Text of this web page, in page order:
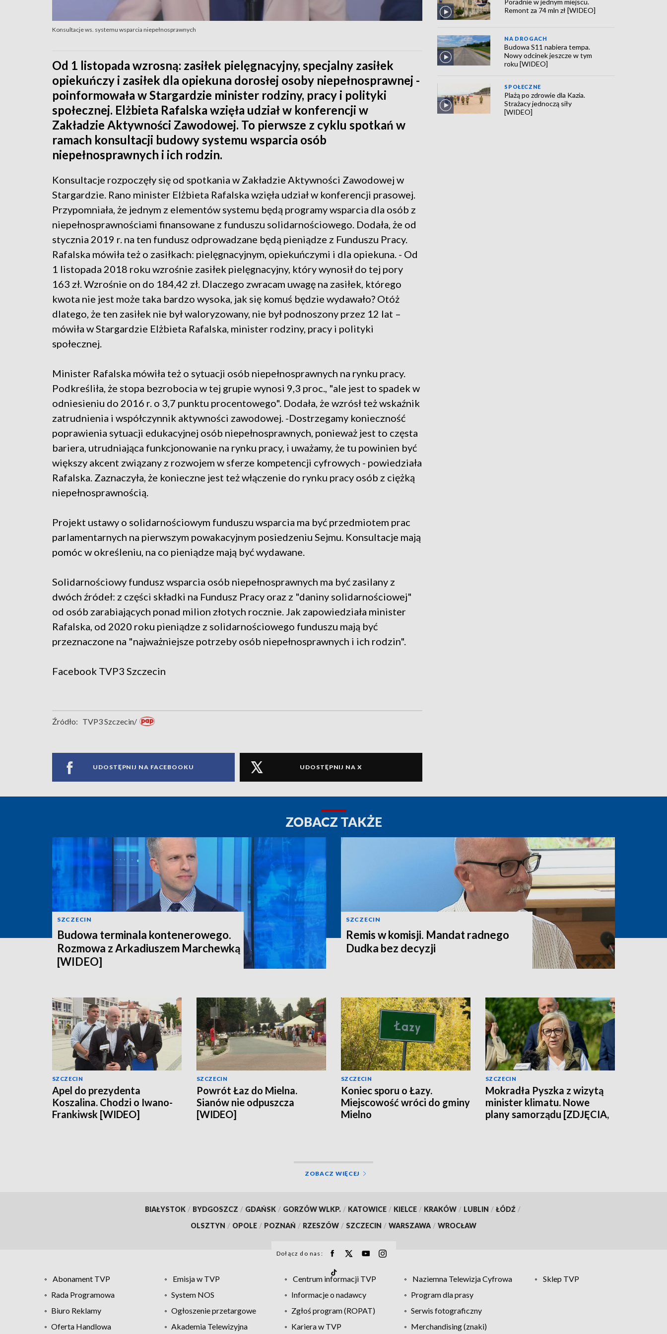
Konsultacje ws. systemu wsparcia niepełnosprawnych
Od 1 listopada wzrosną: zasiłek pielęgnacyjny, specjalny zasiłek
opiekuńczy i zasiłek dla opiekuna dorosłej osoby niepełnosprawnej -
poinformowała w Stargardzie minister rodziny, pracy i polityki
społecznej. Elżbieta Rafalska wzięła udział w konferencji w
Zakładzie Aktywności Zawodowej. To pierwsze z cyklu spotkań w
ramach konsultacji budowy systemu wsparcia osób
niepełnosprawnych i ich rodzin.
Konsultacje rozpoczęły się od spotkania w Zakładzie Aktywności Zawodowej w
Stargardzie. Rano minister Elżbieta Rafalska wzięła udział w konferencji prasowej.
Przypomniała, że jednym z elementów systemu będą programy wsparcia dla osób z
niepełnosprawnościami finansowane z funduszu solidarnościowego. Dodała, że od
stycznia 2019 r. na ten fundusz odprowadzane będą pieniądze z Funduszu Pracy.
Rafalska mówiła też o zasiłkach: pielęgnacyjnym, opiekuńczymi i dla opiekuna. - Od
1 listopada 2018 roku wzrośnie zasiłek pielęgnacyjny, który wynosił do tej pory
163 zł. Wzrośnie on do 184,42 zł. Dlaczego zwracam uwagę na zasiłek, którego
kwota nie jest może taka bardzo wysoka, jak się komuś będzie wydawało? Otóż
dlatego, że ten zasiłek nie był waloryzowany, nie był podnoszony przez 12 lat –
mówiła w Stargardzie Elżbieta Rafalska, minister rodziny, pracy i polityki
społecznej.
Minister Rafalska mówiła też o sytuacji osób niepełnosprawnych na rynku pracy.
Podkreśliła, że stopa bezrobocia w tej grupie wynosi 9,3 proc., "ale jest to spadek w
odniesieniu do 2016 r. o 3,7 punktu procentowego". Dodała, że wzrósł też wskaźnik
zatrudnienia i współczynnik aktywności zawodowej. -Dostrzegamy konieczność
poprawienia sytuacji edukacyjnej osób niepełnosprawnych, ponieważ jest to częsta
bariera, utrudniająca funkcjonowanie na rynku pracy, i uważamy, że tu powinien być
większy akcent związany z rozwojem w sferze kompetencji cyfrowych - powiedziała
Rafalska. Zaznaczyła, że konieczne jest też włączenie do rynku pracy osób z ciężką
niepełnosprawnością.
Projekt ustawy o solidarnościowym funduszu wsparcia ma być przedmiotem prac
parlamentarnych na pierwszym powakacyjnym posiedzeniu Sejmu. Konsultacje mają
pomóc w określeniu, na co pieniądze mają być wydawane.
Solidarnościowy fundusz wsparcia osób niepełnosprawnych ma być zasilany z
dwóch źródeł: z części składki na Fundusz Pracy oraz z "daniny solidarnościowej"
od osób zarabiających ponad milion złotych rocznie. Jak zapowiedziała minister
Rafalska, od 2020 roku pieniądze z solidarnościowego funduszu mają być
przeznaczone na "najważniejsze potrzeby osób niepełnosprawnych i ich rodzin".
Facebook TVP3 Szczecin
Źródło: TVP3 Szczecin/
UDOSTĘPNIJ NA FACEBOOKU UDOSTĘPNIJ NA X
Remont za 74 mln zł [WIDEO]
NA DROGACH
Budowa S11 nabiera tempa.
Nowy odcinek jeszcze w tym
roku [WIDEO]
SPOŁECZNE
Plażą po zdrowie dla Kazia.
Strażacy jednoczą siły
[WIDEO]
ZOBACZ TAKŻE
SZCZECIN
Budowa terminala kontenerowego.
Rozmowa z Arkadiuszem Marchewką
[WIDEO]
SZCZECIN
Remis w komisji. Mandat radnego
Dudka bez decyzji
SZCZECIN
Apel do prezydenta
Koszalina. Chodzi o Iwano-
Frankiwsk [WIDEO]
SZCZECIN
Powrót Łaz do Mielna.
Sianów nie odpuszcza
[WIDEO]
SZCZECIN
Koniec sporu o Łazy.
Miejscowość wróci do gminy
Mielno
SZCZECIN
Mokradła Pyszka z wizytą
minister klimatu. Nowe
plany samorządu [ZDJĘCIA,
ZOBACZ WIĘCEJ
BIAŁYSTOK / BYDGOSZCZ / GDAŃSK / GORZÓW WLKP. / KATOWICE / KIELCE / KRAKÓW / LUBLIN / ŁÓDŹ /
OLSZTYN / OPOLE / POZNAŃ / RZESZÓW / SZCZECIN / WARSZAWA / WROCŁAW
Dołącz do nas:
Abonament TVP Emisja w TVP Centrum informacji TVP Naziemna Telewizja Cyfrowa
Sklep TVP
Rada Programowa
System NOS Informacje o nadawcy
Program dla prasy
Biuro Reklamy
Ogłoszenie przetargowe Zgłoś program (ROPAT)
Serwis fotograficzny
Oferta Handlowa
Akademia Telewizyjna Kariera w TVP Merchandising (znaki)